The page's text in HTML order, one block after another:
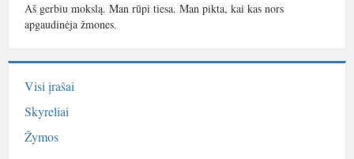
Aš gerbiu mokslą. Man rūpi tiesa. Man pikta, kai kas nors
apgaudinėja žmones.
Visi įrašai
Skyreliai
Žymos